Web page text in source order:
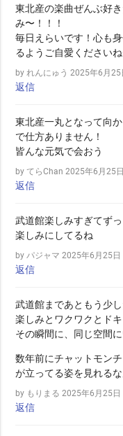
東北産の楽曲ぜんぶ好
み〜！！！
毎日えらいです！心も
るようご自愛ください
by れんにゅう 2025年6月25
返信
東北産一丸となって向
で仕方ありません！
皆んな元気で会おう
by てらChan 2025年6月25
返信
武道館楽しみすぎてず
楽しみにしてるね
by パジャマ 2025年6月25日
返信
武道館まであともう少し
楽しみとワクワクとドキ
その瞬間に、同じ空間
数年前にチャットモン
が立ってる姿を見れる
by もりまる 2025年6月25日
返信